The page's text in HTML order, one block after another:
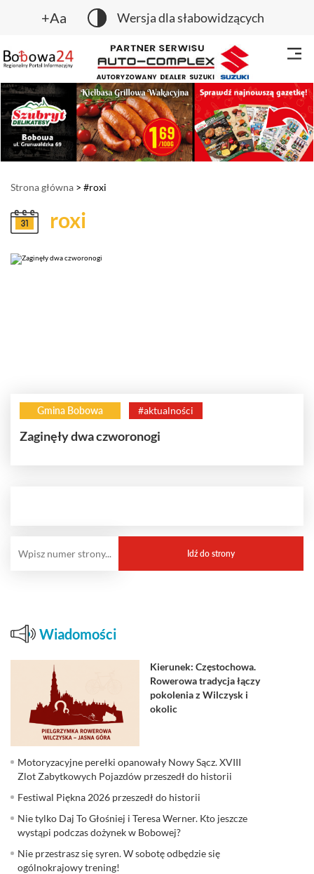
+Aa Wersja dla słabowidzących
Strona główna > #roxi
roxi
Gmina Bobowa #aktualności
Zaginęły dwa czworonogi
Wiadomości
Kierunek: Częstochowa.
Rowerowa tradycja łączy
pokolenia z Wilczysk i
okolic
Motoryzacyjne perełki opanowały Nowy Sącz. XVIII
Zlot Zabytkowych Pojazdów przeszedł do historii
Festiwal Piękna 2026 przeszedł do historii
Nie tylko Daj To Głośniej i Teresa Werner. Kto jeszcze
wystąpi podczas dożynek w Bobowej?
Nie przestrasz się syren. W sobotę odbędzie się
ogólnokrajowy trening!